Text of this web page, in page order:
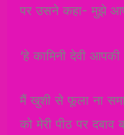
पर उसने कहा- मुझे
‘हे कामिनी देवी
मैं खुशी से फूला ना
को मेरी पीठ पर दबाव